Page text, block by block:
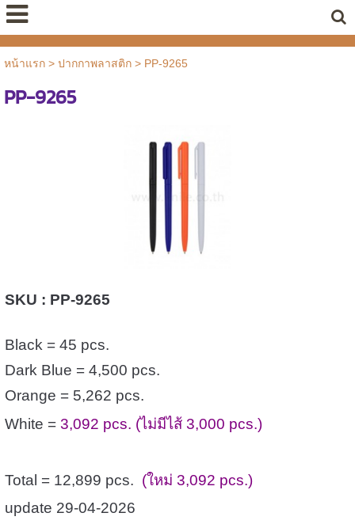
หน้าแรก> ปากกาพลาสติก> PP-9265
PP-9265
SKU : PP-9265
Black = 45 pcs.
Dark Blue = 4,500 pcs.
Orange = 5,262 pcs.
White = 3,092 pcs. (ไม่มีไส้ 3,000 pcs.)
Total = 12,899 pcs. (ใหม่ 3,092 pcs.)
update 29-04-2026